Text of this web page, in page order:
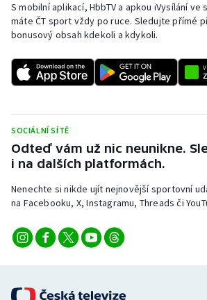
Veslování
Vodní slalom
Volejbal
S mobilní aplikací, HbbTV a apkou iVysílání
máte ČT sport vždy po ruce. Sledujte přímé
bonusový obsah kdekoli a kdykoli.
SOCIÁLNÍ SÍTĚ
Odteď vám už nic neunikne.
i na dalších platformách.
Nenechte si nikde ujít nejnovější sportovní
na Facebooku, X, Instagramu, Threads či